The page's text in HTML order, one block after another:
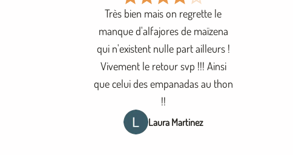
Très bien mais on regrette le
manque d'alfajores de maïzena
qui n'existent nulle part ailleurs !
Vivement le retour svp !!! Ainsi
que celui des empanadas au thon
!!
Laura Martinez